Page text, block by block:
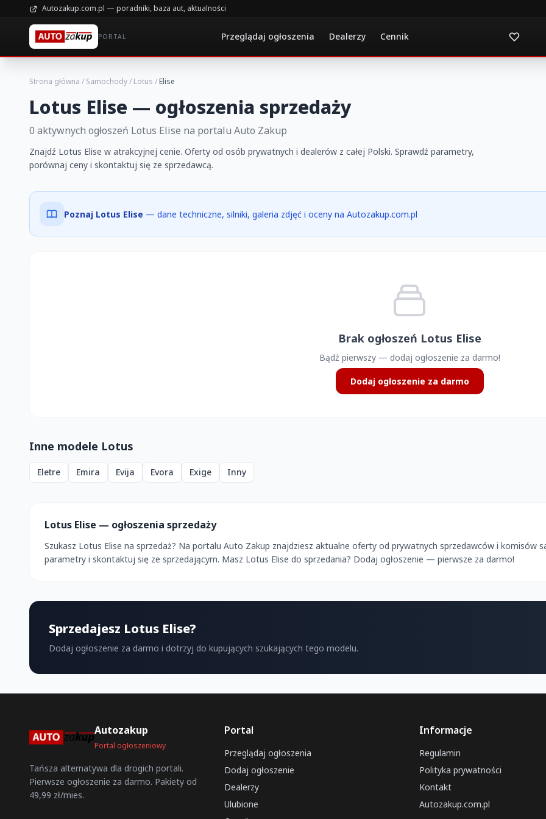
Autozakup.com.pl — poradniki, baza aut, aktualności
PORTAL Przeglądaj ogłoszenia Dealerzy Cennik
Strona główna / Samochody/ Lotus /Elise
Lotus Elise — ogłoszenia sprzedaży
0 aktywnych ogłoszeń Lotus Elise na portalu Auto Zakup
Znajdź Lotus Elise w atrakcyjnej cenie. Oferty od osób prywatnych i dealerów z całej Polski. Sprawdź parametry,
porównaj ceny i skontaktuj się ze sprzedawcą.
Poznaj Lotus Elise — dane techniczne, silniki, galeria zdjęć i oceny na Autozakup.com.pl
Brak ogłoszeń Lotus Elise
Bądź pierwszy — dodaj ogłoszenie za darmo!
Dodaj ogłoszenie za darmo
Inne modele Lotus
Eletre Emira Evija Evora Exige Inny
Lotus Elise — ogłoszenia sprzedaży
Szukasz Lotus Elise na sprzedaż? Na portalu Auto Zakup znajdziesz aktualne oferty od prywatnych sprzedawców i komisów
parametry i skontaktuj się ze sprzedającym. Masz Lotus Elise do sprzedania? Dodaj ogłoszenie — pierwsze za darmo!
Sprzedajesz Lotus Elise?
Dodaj ogłoszenie za darmo i dotrzyj do kupujących szukających tego modelu.
Autozakup
Portal ogłoszeniowy
Tańsza alternatywa dla drogich portali.
Pierwsze ogłoszenie za darmo. Pakiety od
49,99 zł/mies.
Portal
Przeglądaj ogłoszenia
Dodaj ogłoszenie
Dealerzy
Ulubione
Informacje
Regulamin
Polityka prywatności
Kontakt
Autozakup.com.pl